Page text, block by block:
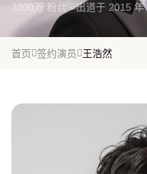
3200万 粉丝 · 出道于 2015 年
首页 签约演员 王浩然